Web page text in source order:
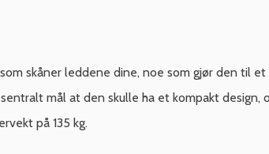
skåner leddene dine, noe som gjør den til
mål at den skulle ha et kompakt design,
på 135 kg.